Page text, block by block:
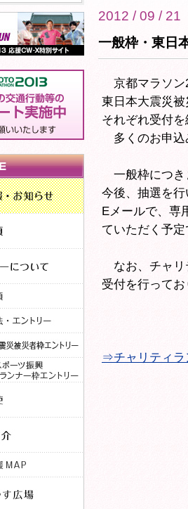
2012 / 09 / 21
一般枠・東日
京都マラソン
東日本大震災
それぞれ受付
多くのお申込
一般枠につき
今後、抽選を
Eメールで、専
ていただく予
なお、チャリ
受付を行って
⇒チャリティラ